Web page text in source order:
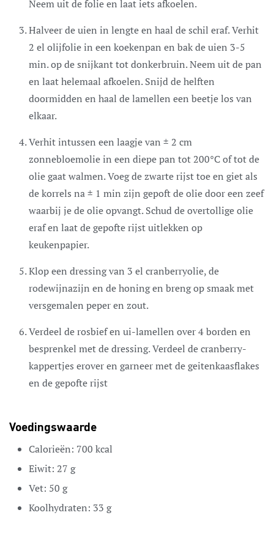
Neem uit de folie en laat iets afkoelen.
Halveer de uien in lengte en haal de schil eraf. Verhit
2 el olijfolie in een koekenpan en bak de uien 3-5
min. op de snijkant tot donkerbruin. Neem uit de pan
en laat helemaal afkoelen. Snijd de helften
doormidden en haal de lamellen een beetje los van
elkaar.
Verhit intussen een laagje van ± 2 cm
zonnebloemolie in een diepe pan tot 200°C of tot de
olie gaat walmen. Voeg de zwarte rijst toe en giet als
de korrels na ± 1 min zijn gepoft de olie door een zeef
waarbij je de olie opvangt. Schud de overtollige olie
eraf en laat de gepofte rijst uitlekken op
keukenpapier.
Klop een dressing van 3 el cranberryolie, de
rodewijnazijn en de honing en breng op smaak met
versgemalen peper en zout.
Verdeel de rosbief en ui-lamellen over 4 borden en
besprenkel met de dressing. Verdeel de cranberry-
kappertjes erover en garneer met de geitenkaasflakes
en de gepofte rijst
Voedingswaarde
Calorieën: 700 kcal
Eiwit: 27 g
Vet: 50 g
Koolhydraten: 33 g